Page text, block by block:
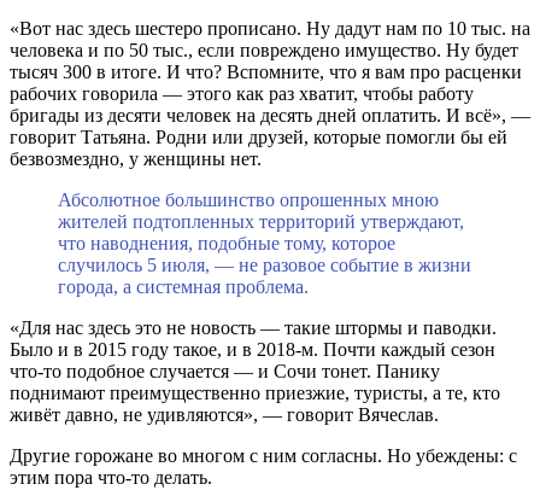
«Вот нас здесь шестеро прописано. Ну дадут нам по 10 тыс. на
человека и по 50 тыс., если повреждено имущество. Ну будет
тысяч 300 в итоге. И что? Вспомните, что я вам про расценки
рабочих говорила — этого как раз хватит, чтобы работу
бригады из десяти человек на десять дней оплатить. И всё», —
говорит Татьяна. Родни или друзей, которые помогли бы ей
безвозмездно, у женщины нет.
Абсолютное большинство опрошенных мною
жителей подтопленных территорий утверждают,
что наводнения, подобные тому, которое
случилось 5 июля, — не разовое событие в жизни
города, а системная проблема.
«Для нас здесь это не новость — такие штормы и паводки.
Было и в 2015 году такое, и в 2018-м. Почти каждый сезон
что-то подобное случается — и Сочи тонет. Панику
поднимают преимущественно приезжие, туристы, а те, кто
живёт давно, не удивляются», — говорит Вячеслав.
Другие горожане во многом с ним согласны. Но убеждены: с
этим пора что-то делать.